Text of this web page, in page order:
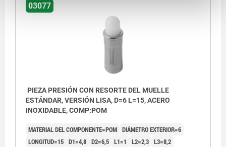
03077
PIEZA PRESIÓN CON RESORTE DEL MUELLE
ESTÁNDAR, VERSIÓN LISA, D=6 L=15, ACERO
INOXIDABLE, COMP:POM
MATERIAL DEL COMPONENTE=POM DIÁMETRO EXTERIOR=6
LONGITUD=15 D1=4,8 D2=6,5 L1=1 L2=2,3 L3=8,2